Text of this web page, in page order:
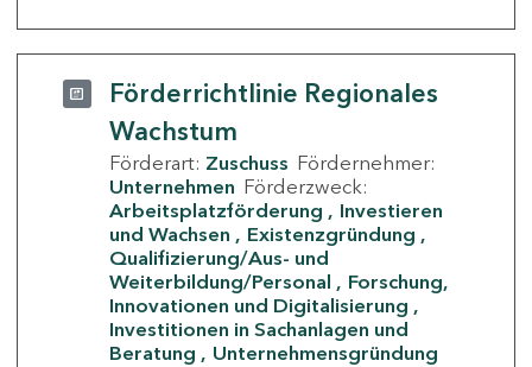
Förderrichtlinie Regionales
Wachstum
Förderart: Zuschuss Fördernehmer:
Unternehmen Förderzweck:
Arbeitsplatzförderung
Investieren
und Wachsen
Existenzgründung
Qualifizierung/Aus- und
Weiterbildung/Personal
Forschung,
Innovationen und Digitalisierung
Investitionen in Sachanlagen und
Beratung
Unternehmensgründung